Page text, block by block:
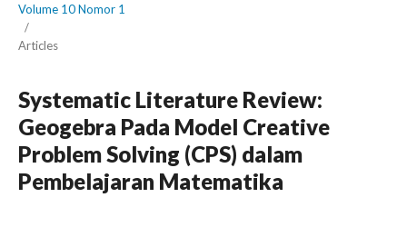
Volume 10 Nomor 1
/
Articles
Systematic Literature Review:
Geogebra Pada Model Creative
Problem Solving (CPS) dalam
Pembelajaran Matematika